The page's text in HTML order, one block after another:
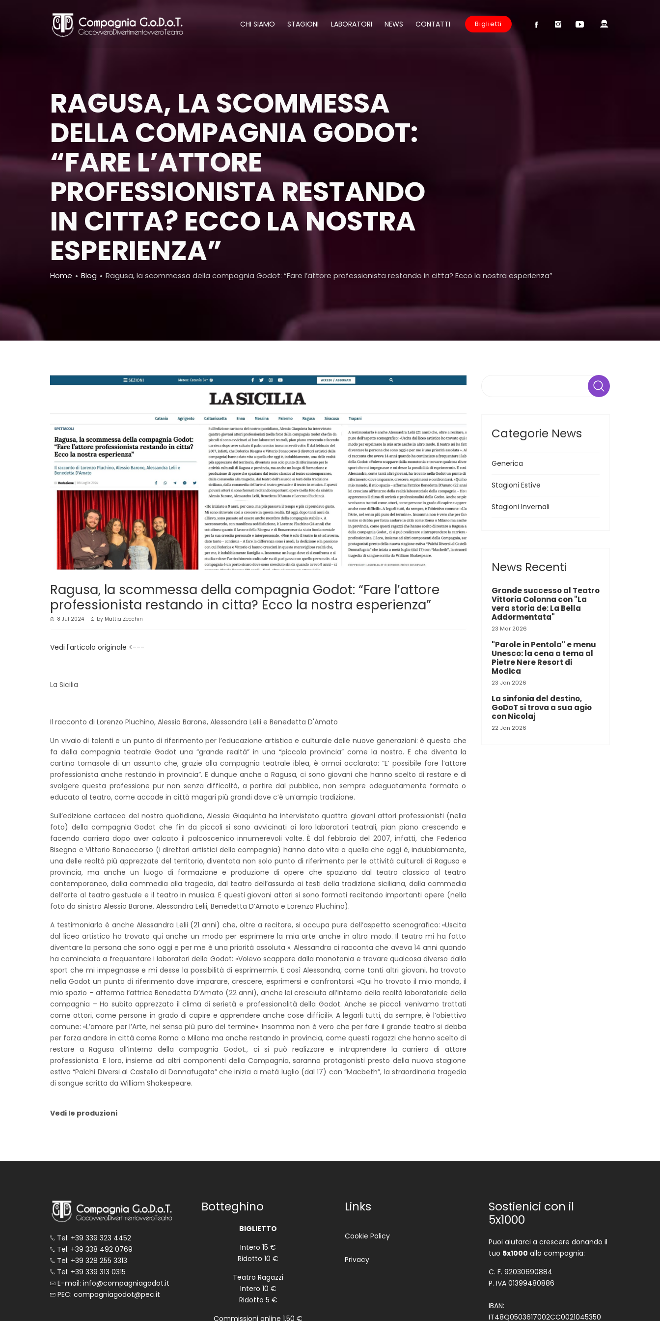
CHI SIAMO STAGIONI LABORATORI NEWS CONTATTI Biglietti
RAGUSA, LA SCOMMESSA
DELLA COMPAGNIA GODOT:
“FARE L’ATTORE
PROFESSIONISTA RESTANDO
IN CITTA? ECCO LA NOSTRA
ESPERIENZA”
Breadcrumb
Home Blog Ragusa, la scommessa della compagnia Godot: “Fare l’attore professionista restando in citta? Ecco la nostra esperienza”
Ragusa, la scommessa della compagnia Godot: “Fare l’attore
professionista restando in citta? Ecco la nostra esperienza”
8 Jul 2024 by Mattia Zecchin
Vedi l'articolo originale <---
La Sicilia
Il racconto di Lorenzo Pluchino, Alessio Barone, Alessandra Lelii e Benedetta D'Amato
Un vivaio di talenti e un punto di riferimento per l’educazione artistica e culturale delle nuove generazioni: è questo che
fa della compagnia teatrale Godot una “grande realtà” in una “piccola provincia” come la nostra. E che diventa la
cartina tornasole di un assunto che, grazie alla compagnia teatrale iblea, è ormai acclarato: “E’ possibile fare l’attore
professionista anche restando in provincia”. E dunque anche a Ragusa, ci sono giovani che hanno scelto di restare e di
svolgere questa professione pur non senza difficoltà, a partire dal pubblico, non sempre adeguatamente formato o
educato al teatro, come accade in città magari più grandi dove c’è un’ampia tradizione.
Sull’edizione cartacea del nostro quotidiano, Alessia Giaquinta ha intervistato quattro giovani attori professionisti (nella
foto) della compagnia Godot che fin da piccoli si sono avvicinati ai loro laboratori teatrali, pian piano crescendo e
facendo carriera dopo aver calcato il palcoscenico innumerevoli volte. È dal febbraio del 2007, infatti, che Federica
Bisegna e Vittorio Bonaccorso (i direttori artistici della compagnia) hanno dato vita a quella che oggi è, indubbiamente,
una delle realtà più apprezzate del territorio, diventata non solo punto di riferimento per le attività culturali di Ragusa e
provincia, ma anche un luogo di formazione e produzione di opere che spaziano dal teatro classico al teatro
contemporaneo, dalla commedia alla tragedia, dal teatro dell’assurdo ai testi della tradizione siciliana, dalla commedia
dell’arte al teatro gestuale e il teatro in musica. E questi giovani attori si sono formati recitando importanti opere (nella
foto da sinistra Alessio Barone, Alessandra Lelii, Benedetta D’Amato e Lorenzo Pluchino).
A testimoniarlo è anche Alessandra Lelii (21 anni) che, oltre a recitare, si occupa pure dell’aspetto scenografico: «Uscita
dal liceo artistico ho trovato qui anche un modo per esprimere la mia arte anche in altro modo. Il teatro mi ha fatto
diventare la persona che sono oggi e per me è una priorità assoluta ». Alessandra ci racconta che aveva 14 anni quando
ha cominciato a frequentare i laboratori della Godot: «Volevo scappare dalla monotonia e trovare qualcosa diverso dallo
sport che mi impegnasse e mi desse la possibilità di esprimermi». E così Alessandra, come tanti altri giovani, ha trovato
nella Godot un punto di riferimento dove imparare, crescere, esprimersi e confrontarsi. «Qui ho trovato il mio mondo, il
mio spazio – afferma l’attrice Benedetta D’Amato (22 anni), anche lei cresciuta all’interno della realtà laboratoriale della
compagnia – Ho subito apprezzato il clima di serietà e professionalità della Godot. Anche se piccoli venivamo trattati
come attori, come persone in grado di capire e apprendere anche cose difficili». A legarli tutti, da sempre, è l’obiettivo
comune: «L’amore per l’Arte, nel senso più puro del termine». Insomma non è vero che per fare il grande teatro si debba
per forza andare in città come Roma o Milano ma anche restando in provincia, come questi ragazzi che hanno scelto di
restare a Ragusa all’interno della compagnia Godot., ci si può realizzare e intraprendere la carriera di attore
professionista. E loro, insieme ad altri componenti della Compagnia, saranno protagonisti presto della nuova stagione
estiva “Palchi Diversi al Castello di Donnafugata” che inizia a metà luglio (dal 17) con “Macbeth”, la straordinaria tragedia
di sangue scritta da William Shakespeare.
Vedi le produzioni
Categorie News
Generica
Stagioni Estive
Stagioni Invernali
News Recenti
Grande successo al Teatro
Vittoria Colonna con "La
vera storia de: La Bella
Addormentata"
23 Mar 2026
"Parole in Pentola" e menu
Unesco: la cena a tema al
Pietre Nere Resort di
Modica
23 Jan 2026
La sinfonia del destino,
GoDoT si trova a sua agio
con Nicolaj
22 Jan 2026
Tel: +39 339 323 4452
Tel: +39 338 492 0769
Tel: +39 328 255 3313
Tel: +39 339 313 0315
E-mail: info@compagniagodot.it
PEC: compagniagodot@pec.it
Botteghino
BIGLIETTO
Intero 15 €
Ridotto 10 €
Teatro Ragazzi
Intero 10 €
Ridotto 5 €
Commissioni online 1.50 €
Links
Cookie Policy
Privacy
Sostienici con il
5x1000
Puoi aiutarci a crescere donando il
tuo 5x1000 alla compagnia:
C. F. 92030690884
P. IVA 01399480886
IBAN:
IT48Q0503617002CC0021045350